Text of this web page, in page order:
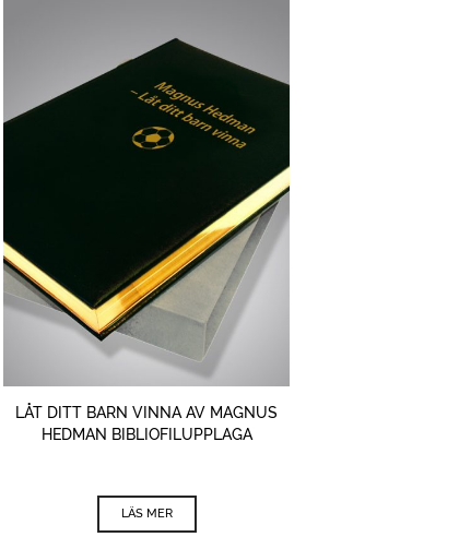
LÅT DITT BARN VINNA AV MAGNUS
HEDMAN BIBLIOFILUPPLAGA
LÄS MER